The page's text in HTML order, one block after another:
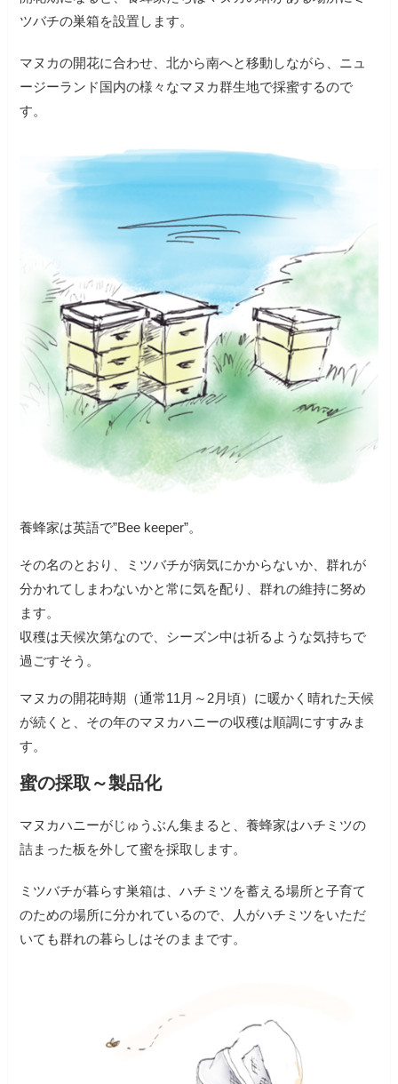
ツバチの巣箱を設置します。
マヌカの開花に合わせ、北から南へと移動しながら、ニュ
ージーランド国内の様々なマヌカ群生地で採蜜するので
す。
養蜂家は英語で”Bee keeper”。
その名のとおり、ミツバチが病気にかからないか、群れが
分かれてしまわないかと常に気を配り、群れの維持に努め
ます。
収穫は天候次第なので、シーズン中は祈るような気持ちで
過ごすそう。
マヌカの開花時期（通常11月～2月頃）に暖かく晴れた天候
が続くと、その年のマヌカハニーの収穫は順調にすすみま
す。
蜜の採取～製品化
マヌカハニーがじゅうぶん集まると、養蜂家はハチミツの
詰まった板を外して蜜を採取します。
ミツバチが暮らす巣箱は、ハチミツを蓄える場所と子育て
のための場所に分かれているので、人がハチミツをいただ
いても群れの暮らしはそのままです。